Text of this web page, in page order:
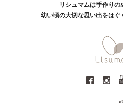
リシュマムは手作りの
幼い頃の大切な思い出をはぐ